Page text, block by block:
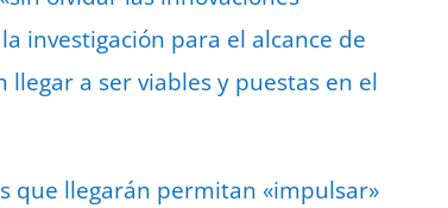
investigación para el alcance de
a ser viables y puestas en el
que llegarán permitan «impulsar»